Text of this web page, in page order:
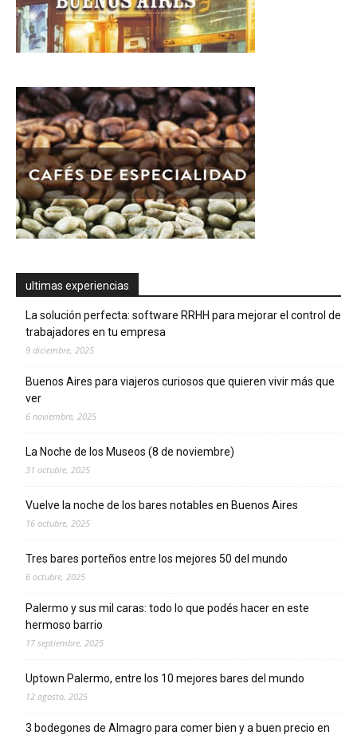
ultimas experiencias
La solución perfecta: software RRHH para mejorar el control de
trabajadores en tu empresa
9 diciembre, 2025
Buenos Aires para viajeros curiosos que quieren vivir más que
ver
6 noviembre, 2025
La Noche de los Museos (8 de noviembre)
31 octubre, 2025
Vuelve la noche de los bares notables en Buenos Aires
16 octubre, 2025
Tres bares porteños entre los mejores 50 del mundo
6 octubre, 2025
Palermo y sus mil caras: todo lo que podés hacer en este
hermoso barrio
17 septiembre, 2025
Uptown Palermo, entre los 10 mejores bares del mundo
12 agosto, 2025
3 bodegones de Almagro para comer bien y a buen precio en